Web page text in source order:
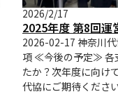
2026/2/17
2025年度 第8回運
2026-02-17 神奈川
項 ≪今後の予定≫ 各
たか？次年度に向け
代協にご期待くださ